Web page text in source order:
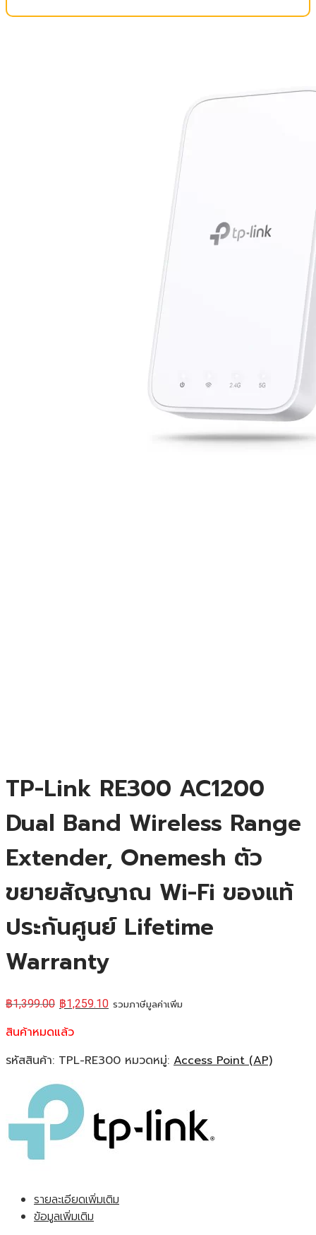
TP-Link RE300 AC1200
Dual Band Wireless Range
Extender, Onemesh ตัว
ขยายสัญญาณ Wi-Fi ของแท้
ประกันศูนย์ Lifetime
Warranty
฿1,399.00 ฿1,259.10 รวมภาษีมูลค่าเพิ่ม
สินค้าหมดแล้ว
รหัสสินค้า: TPL-RE300 หมวดหมู่: Access Point (AP)
รายละเอียดเพิ่มเติม
ข้อมูลเพิ่มเติม